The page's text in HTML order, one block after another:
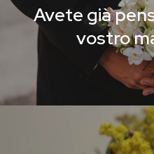
Avete già
vostro